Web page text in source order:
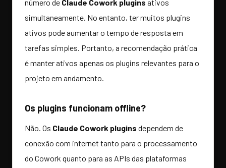
número de Claude Cowork plugins ativos
simultaneamente. No entanto, ter muitos plugins
ativos pode aumentar o tempo de resposta em
tarefas simples. Portanto, a recomendação prática
é manter ativos apenas os plugins relevantes para o
projeto em andamento.
Os plugins funcionam offline?
Não. Os Claude Cowork plugins dependem de
conexão com internet tanto para o processamento
do Cowork quanto para as APIs das plataformas